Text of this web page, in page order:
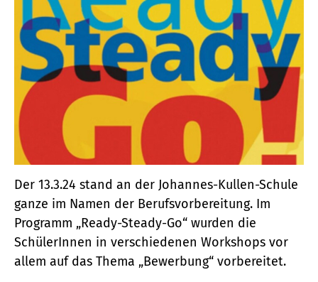
Der 13.3.24 stand an der Johannes-Kullen-Schule
ganze im Namen der Berufsvorbereitung. Im
Programm „Ready-Steady-Go“ wurden die
SchülerInnen in verschiedenen Workshops vor
allem auf das Thema „Bewerbung“ vorbereitet.